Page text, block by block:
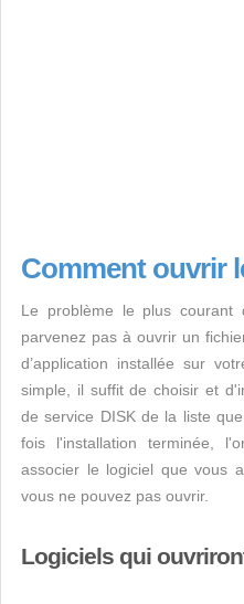
Comment ouvrir
Le problème le plus courant
parvenez pas à ouvrir un
d’application installée sur
simple, il suffit de choisir et
de service DISK de la liste
fois l'installation terminée,
associer le logiciel que vous
vous ne pouvez pas ouvrir.
Logiciels qui